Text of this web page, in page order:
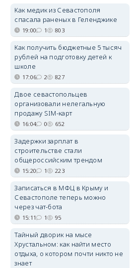
Как медик из Севастополя
спасала раненых в Геленджике
19:00 1 803
Как получить бюджетные 5 тысяч
рублей на подготовку детей к
школе
17:06 2 827
Двое севастопольцев
организовали нелегальную
продажу SIM-карт
16:04 0 652
Задержки зарплат в
строительстве стали
общероссийским трендом
15:20 1 223
Записаться в МФЦ в Крыму и
Севастополе теперь можно
через чат-бота
15:11 1 95
Тайный дворик на мысе
Хрустальном: как найти место
отдыха, о котором почти никто не
знает